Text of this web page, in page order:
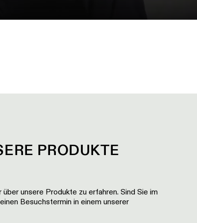
PRODUKTE
unsere Produkte zu erfahren. Sind Sie im
Besuchstermin in einem unserer